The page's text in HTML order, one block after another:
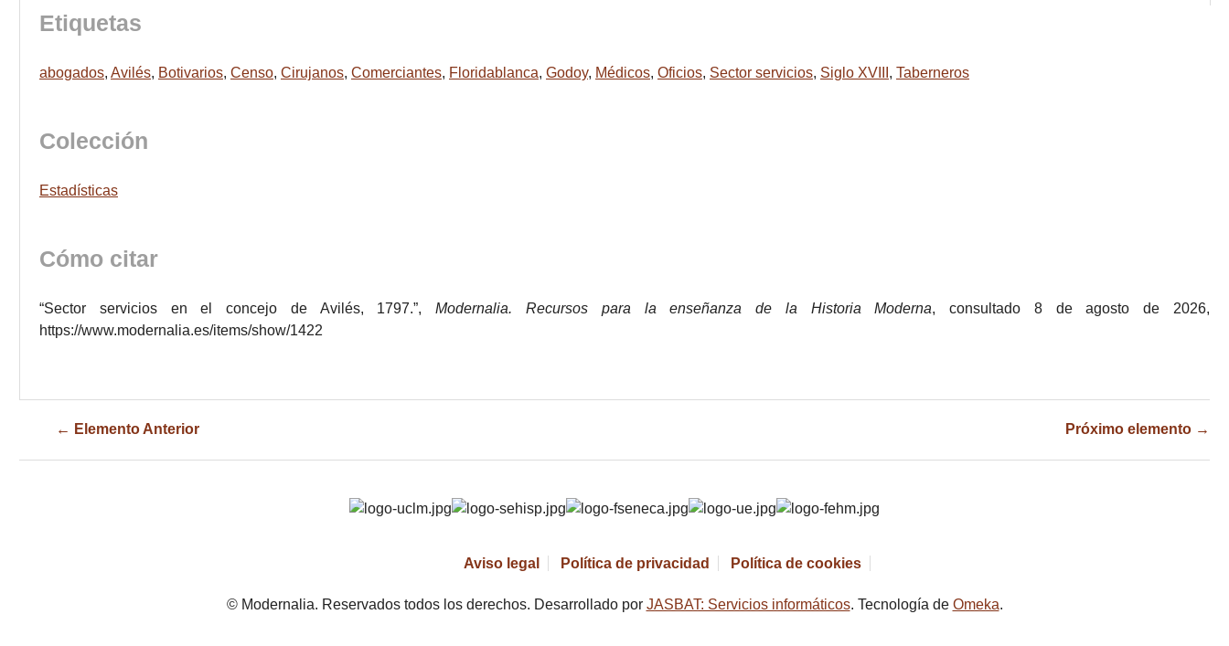
Etiquetas
abogados, Avilés, Botivarios, Censo, Cirujanos, Comerciantes, Floridablanca, Godoy, Médicos, Oficios, Sector servicios, Siglo XVIII , Taberneros
Colección
Estadísticas
Cómo citar
“Sector servicios en el concejo de Avilés, 1797.”,Modernalia. Recursos para la enseñanza de la Historia Moderna, consultado 8 de agosto de 2026,
https://www.modernalia.es/items/show/1422
← Elemento Anterior Próximo elemento →
Aviso legal Política de privacidad Política de cookies
© Modernalia. Reservados todos los derechos. Desarrollado por JASBAT: Servicios informáticos. Tecnología de Omeka.